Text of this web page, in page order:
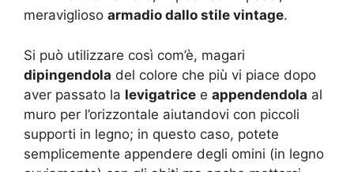
meraviglioso armadio dallo stile vintage.
Si può utilizzare così com’è, magari
dipingendola del colore che più vi piace dopo
aver passato la levigatrice e appendendola al
muro per l’orizzontale aiutandovi con piccoli
supporti in legno; in questo caso, potete
semplicemente appendere degli omini (in legno